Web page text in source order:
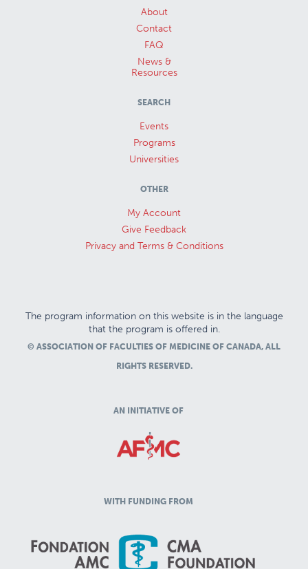
About
Contact
FAQ
News &
Resources
SEARCH
Events
Programs
Universities
OTHER
My Account
Give Feedback
Privacy and Terms & Conditions
The program information on this website is in the language
that the program is offered in.
© ASSOCIATION OF FACULTIES OF MEDICINE OF CANADA, ALL
RIGHTS RESERVED.
AN INITIATIVE OF
WITH FUNDING FROM